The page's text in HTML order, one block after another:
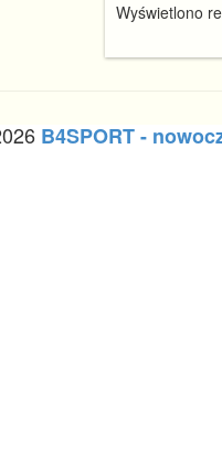
Wyświetlono
B4SPORT -